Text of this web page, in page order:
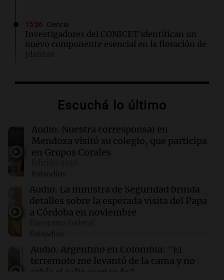
15:36 Ciencia
Investigadores del CONICET identifican un
nuevo componente esencial en la floración de
plantas
15:35 Mundo
caluroso de su historia
15:33 Viva la Radio
Mercado Libre suma 2 mil empleos en
Córdoba en un nuevo centro en Juárez Celman
15:32 Mundo
Los gestos personales de Xi Jinping que
definen su estilo diplomático en el mundo
15:30 Cadena 3 Mundo
Pánico en Colombia: un terremoto de
magnitud 7,4 sacudió el país y hay al menos
100 muertos
Escuchá lo último
Audio. Nuestra corresponsal en
Mendoza visitó su colegio, que participa
en Grupos Corales
Episodios
Audio. La ministra de Seguridad brinda
detalles sobre la esperada visita del Papa
a Córdoba en noviembre
Episodios
Audio. Argentino en Colombia: "El
terremoto me levantó de la cama y no
sabía si salir corriendo"